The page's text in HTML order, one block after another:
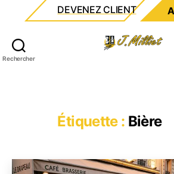
DEVENEZ CLIENT
Rechercher
Étiquette : Bière